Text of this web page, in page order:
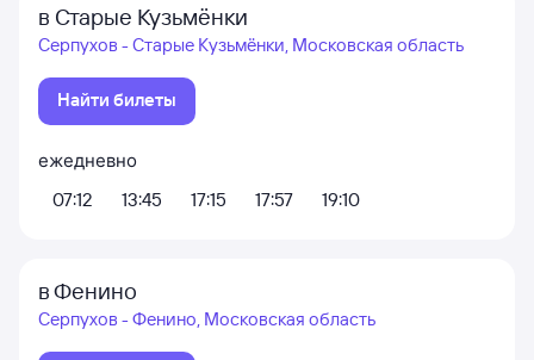
в Старые Кузьмёнки
Серпухов - Старые Кузьмёнки, Московская область
Найти билеты
ежедневно
07:12
13:45 17:15 17:57 19:10
в Фенино
Серпухов - Фенино, Московская область